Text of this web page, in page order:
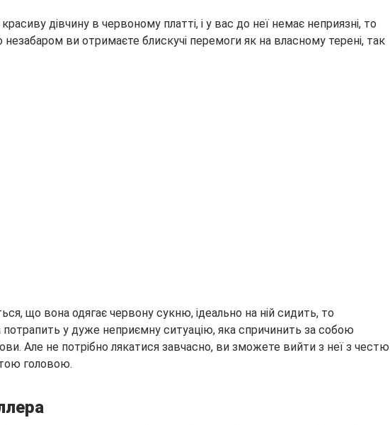
дівчину в червоному платті, і у вас до неї немає неприязні, то
незабаром ви отримаєте блискучі перемоги як на власному терені, так
що вона одягає червону сукню, ідеально на ній сидить, то
у дуже неприємну ситуацію, яка спричинить за собою
Але не потрібно лякатися завчасно, ви зможете вийти з неї з честю
головою.